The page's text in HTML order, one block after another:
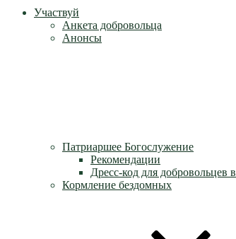
Участвуй
Анкета добровольца
Анонсы
Патриаршее Богослужение
Рекомендации
Дресс-код для добровольцев
Кормление бездомных